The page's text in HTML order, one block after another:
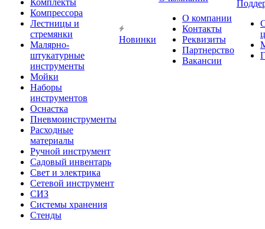
Комплекты
Компрессора
Лестницы и
стремянки
Малярно-
штукатурные
инструменты
Мойки
Наборы
инструментов
Оснастка
Пневмоинструменты
Расходные
материалы
Ручной инструмент
Садовый инвентарь
Свет и электрика
Сетевой инструмент
СИЗ
Системы хранения
Стенды
Новинки
О компании
Контакты
Реквизиты
Партнерство
Вакансии